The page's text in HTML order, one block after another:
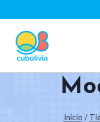
contenido
Inicio /